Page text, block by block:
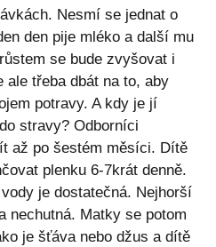
Nesmí se jednat o
den pije mléko a další mu
se bude zvyšovat i
ale třeba dbát na to, aby
potravy. A kdy je jí
stravy? Odborníci
až po šestém měsíci. Dítě
plenku 6-7krát denně.
je dostatečná. Nejhorší
nechutná. Matky se potom
je šťáva nebo džus a dítě